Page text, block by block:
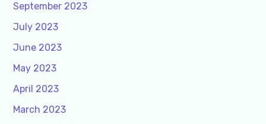
September 2023
July 2023
June 2023
May 2023
April 2023
March 2023